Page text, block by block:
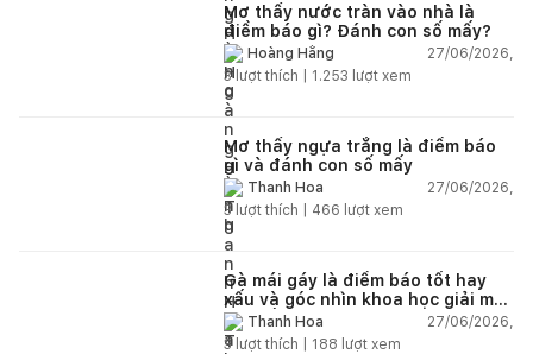
Mơ thấy nước tràn vào nhà là
điềm báo gì? Đánh con số mấy?
Hoàng Hằng
27/06/2026,
3lượt thích | 1.253 lượt xem
Mơ thấy ngựa trắng là điềm báo
gì và đánh con số mấy
Thanh Hoa
27/06/2026,
3lượt thích | 466 lượt xem
Gà mái gáy là điềm báo tốt hay
xấu và góc nhìn khoa học giải mã
chi tiết
Thanh Hoa
27/06/2026,
3lượt thích | 188 lượt xem